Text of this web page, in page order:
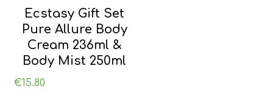
Ecstasy Gift Set
Pure Allure Body
Cream 236ml &
Body Mist 250ml
€15.80